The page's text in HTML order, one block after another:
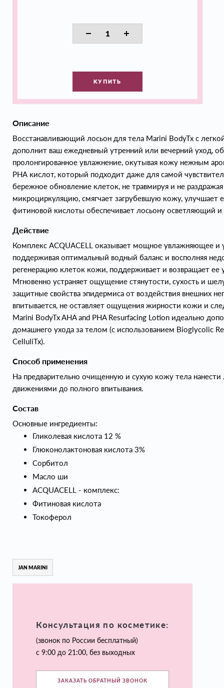
КУПИТЬ
Описание
Восстанавливающий лосьон для тела Marini BodyTx с
дополнит ваш ежедневный утренний или вечерний уход,
пролонгированное увлажнение, окутывая кожу нежным
РНА кислот, который подходит даже для самой
бережное обновление клеток, не травмируя и не
микроциркуляцию, смягчает загрубевшую кожу, улучшает
фитиновой кислоты обеспечивает лосьону осветляющий
Действие
Комплекс ACQUACELL оказывает мощное увлажняющее и
поддерживая оптимальный водный баланс и восполняя
регенерацию клеток кожи, поддерживает и возвращает ее
Мгновенно устраняет ощущение стянутости, сухость и
защитные свойства эпидермиса от воздействия внешних
впитывается, не оставляет ощущения жирности кожи и
Marini BodyTx AHA and PHA Resurfacing Lotion идеально
домашнего ухода за телом (с использованием Bioglycolic
CelluliTx).
Способ применения
На предварительно очищенную и сухую кожу тела
движениями до полного впитывания.
Состав
Основные ингредиенты:
Гликолевая кислота 12 %
Глюконолактоновая кислота 3%
Сорбитол
Масло ши
ACQUACELL - комплекс:
Фитиновая кислота
Токоферол
JAN MARINI
Консультация по косметике:
(звонок по России бесплатный)
с 9:00 до 21:00, без выходных
ЗАКАЗАТЬ ОБРАТНЫЙ ЗВОНОК